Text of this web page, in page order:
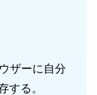
ザーに自分
する。